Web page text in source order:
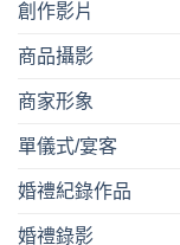
創作影片
商品攝影
商家形象
單儀式/宴客
婚禮紀錄作品
婚禮錄影